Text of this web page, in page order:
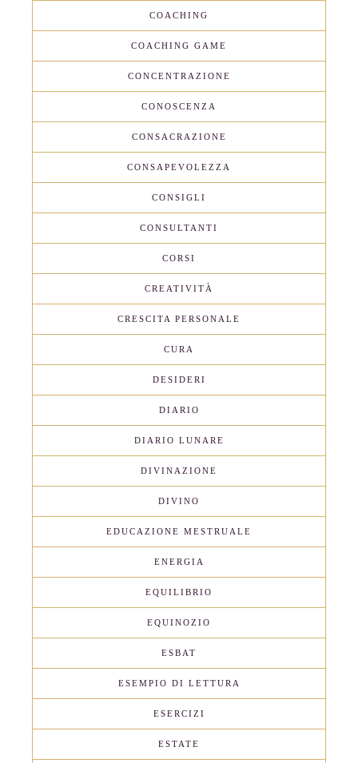
COACHING
COACHING GAME
CONCENTRAZIONE
CONOSCENZA
CONSACRAZIONE
CONSAPEVOLEZZA
CONSIGLI
CONSULTANTI
CORSI
CREATIVITÀ
CRESCITA PERSONALE
CURA
DESIDERI
DIARIO
DIARIO LUNARE
DIVINAZIONE
DIVINO
EDUCAZIONE MESTRUALE
ENERGIA
EQUILIBRIO
EQUINOZIO
ESBAT
ESEMPIO DI LETTURA
ESERCIZI
ESTATE